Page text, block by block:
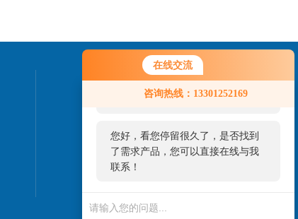
在线交流
咨询热线：13301252169
您好！欢迎前来咨询，很高兴为您
服务，请问您要咨询什么问题呢？
您好，看您停留很久了，是否找到
了需求产品，您可以直接在线与我
联系！
联系我们
010-82827937